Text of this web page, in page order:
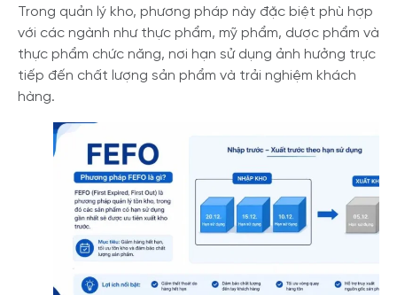
Trong quản lý kho, phương pháp này đặc biệt phù hợp
với các ngành như thực phẩm, mỹ phẩm, dược phẩm và
thực phẩm chức năng, nơi hạn sử dụng ảnh hưởng trực
tiếp đến chất lượng sản phẩm và trải nghiệm khách
hàng.